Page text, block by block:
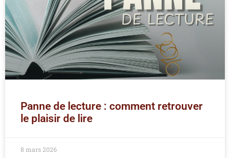
Panne de lecture : comment retrouver
le plaisir de lire
8 mars 2026